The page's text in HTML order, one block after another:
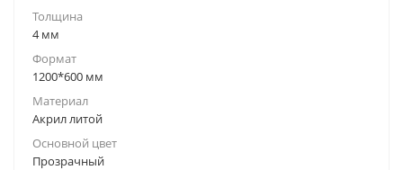
Толщина
4 мм
Формат
1200*600 мм
Материал
Акрил литой
Основной цвет
Прозрачный